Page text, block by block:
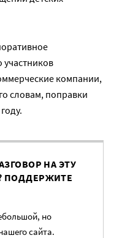
участников
компании,
словам, поправки
НА ЭТУ
ПОДДЕРЖИТЕ
но
сайта.